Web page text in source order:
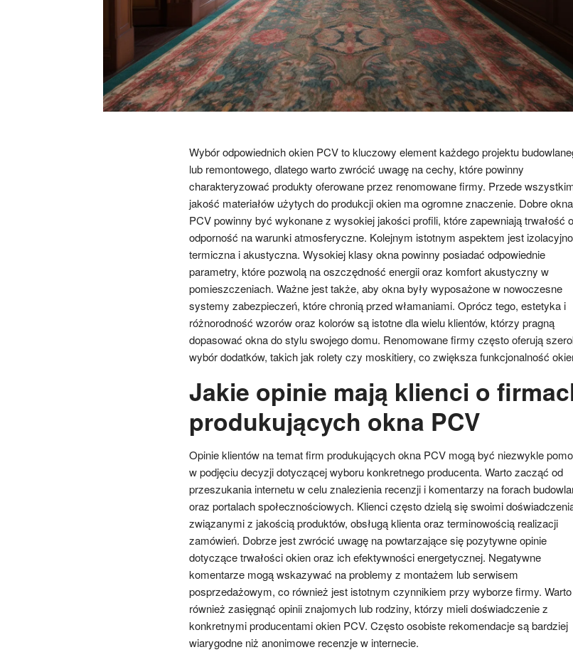
Wybór odpowiednich okien PCV to kluczowy element każdego projektu
lub remontowego, dlatego warto zwrócić uwagę na cechy, które powinny
charakteryzować produkty oferowane przez renomowane firmy. Przede
jakość materiałów użytych do produkcji okien ma ogromne znaczenie. Dobre okna
PCV powinny być wykonane z wysokiej jakości profili, które zapewniają trwałość
odporność na warunki atmosferyczne. Kolejnym istotnym aspektem jest
termiczna i akustyczna. Wysokiej klasy okna powinny posiadać odpowiednie
parametry, które pozwolą na oszczędność energii oraz komfort akustyczny w
pomieszczeniach. Ważne jest także, aby okna były wyposażone w nowoczesne
systemy zabezpieczeń, które chronią przed włamaniami. Oprócz tego, estetyka i
różnorodność wzorów oraz kolorów są istotne dla wielu klientów, którzy pragną
dopasować okna do stylu swojego domu. Renomowane firmy często oferują
wybór dodatków, takich jak rolety czy moskitiery, co zwiększa funkcjonalność
Jakie opinie mają klienci o
produkujących okna PCV
Opinie klientów na temat firm produkujących okna PCV mogą być niezwykle
w podjęciu decyzji dotyczącej wyboru konkretnego producenta. Warto zacząć od
przeszukania internetu w celu znalezienia recenzji i komentarzy na forach
oraz portalach społecznościowych. Klienci często dzielą się swoimi
związanymi z jakością produktów, obsługą klienta oraz terminowością realizacji
zamówień. Dobrze jest zwrócić uwagę na powtarzające się pozytywne opinie
dotyczące trwałości okien oraz ich efektywności energetycznej. Negatywne
komentarze mogą wskazywać na problemy z montażem lub serwisem
posprzedażowym, co również jest istotnym czynnikiem przy wyborze firmy. Warto
również zasięgnąć opinii znajomych lub rodziny, którzy mieli doświadczenie z
konkretnymi producentami okien PCV. Często osobiste rekomendacje są bardziej
wiarygodne niż anonimowe recenzje w internecie.